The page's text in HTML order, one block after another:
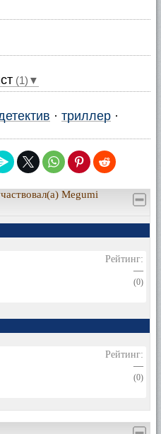
(1)▼
· триллер ·
Megumi
Рейтинг:
—
(0)
Рейтинг:
—
(0)